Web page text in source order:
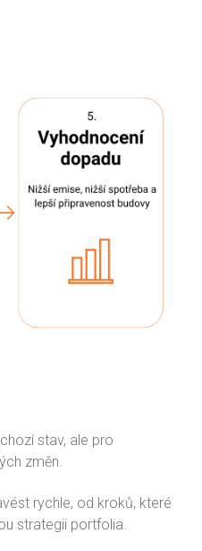
stav, ale pro
změn.
rychle, od kroků, které
strategii portfolia.